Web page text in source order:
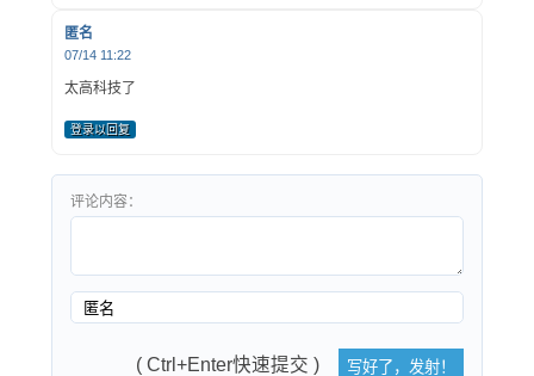
匿名
07/14 11:22
太高科技了
登录以回复
评论内容：
( Ctrl+Enter快速提交 )